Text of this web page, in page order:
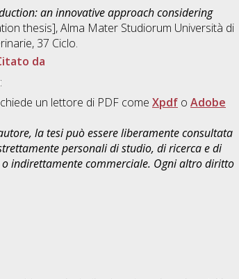
an innovative approach considering
thesis], Alma Mater Studiorum Università di
, 37 Ciclo.
da
un lettore di PDF come Xpdf o Adobe
la tesi può essere liberamente consultata
personali di studio, di ricerca e di
indirettamente commerciale. Ogni altro diritto